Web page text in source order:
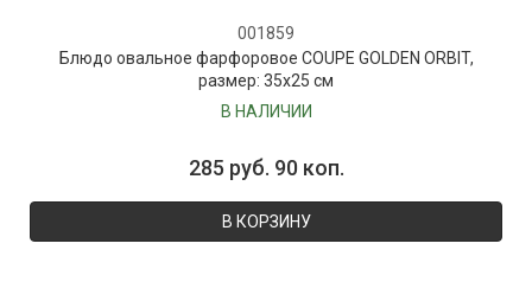
001859
Блюдо овальное фарфоровое COUPE GOLDEN ORBIT,
размер: 35х25 см
В НАЛИЧИИ
285 руб. 90 коп.
В КОРЗИНУ